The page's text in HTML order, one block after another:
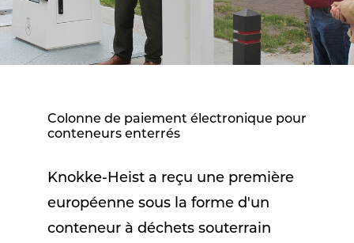
Colonne de paiement électronique pour
conteneurs enterrés
Knokke-Heist a reçu une première
européenne sous la forme d'un
conteneur à déchets souterrain